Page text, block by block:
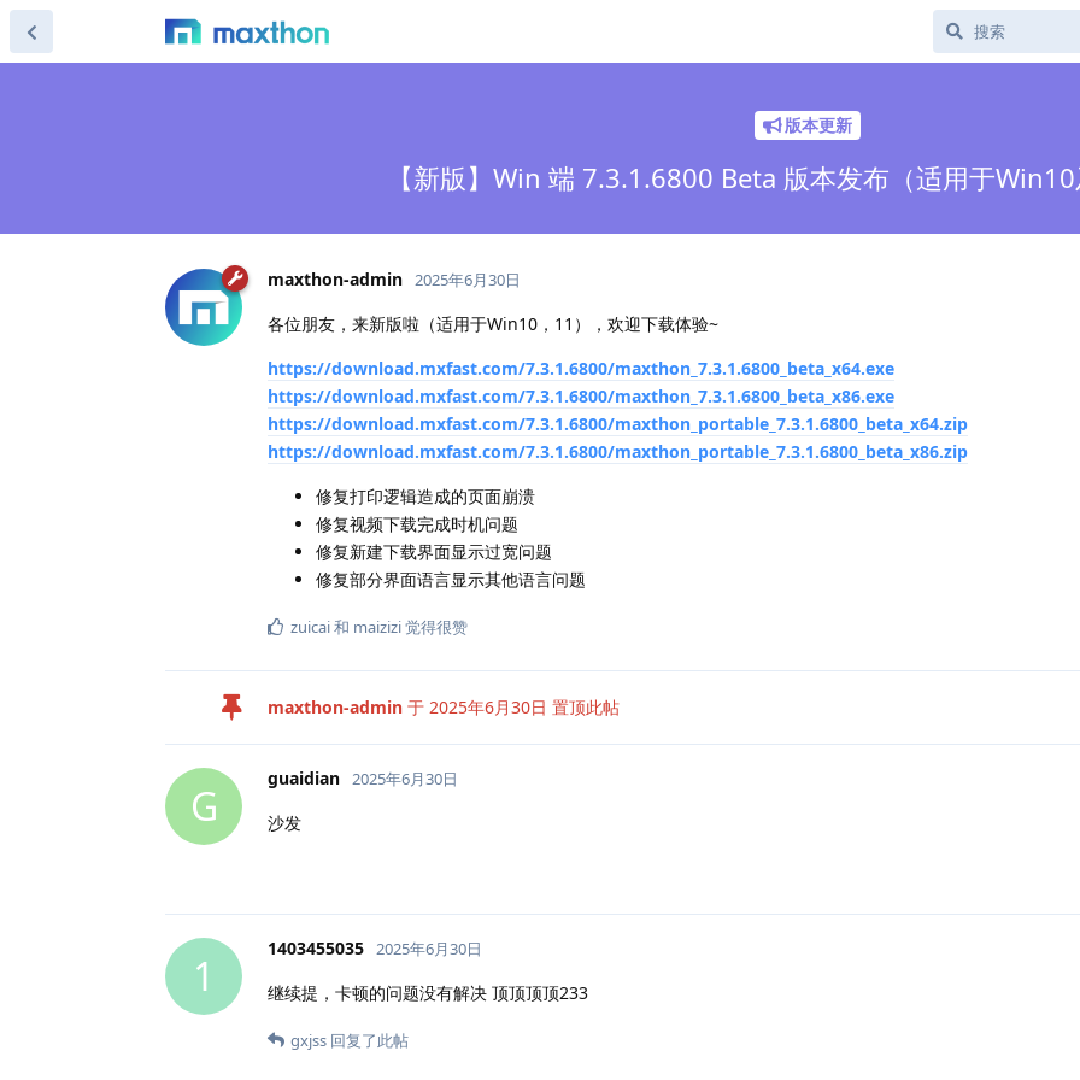
版本更新
【新版】Win 端 7.3.1.6800 Beta 版本发布（适用于Win10
maxthon-admin 2025年6月30日
各位朋友，来新版啦（适用于Win10，11），欢迎下载体验~
https://download.mxfast.com/7.3.1.6800/maxthon_7.3.1.6800_beta_x64.exe
https://download.mxfast.com/7.3.1.6800/maxthon_7.3.1.6800_beta_x86.exe
https://download.mxfast.com/7.3.1.6800/maxthon_portable_7.3.1.6800_beta_x64.zip
https://download.mxfast.com/7.3.1.6800/maxthon_portable_7.3.1.6800_beta_x86.zip
修复打印逻辑造成的页面崩溃
修复视频下载完成时机问题
修复新建下载界面显示过宽问题
修复部分界面语言显示其他语言问题
zuicai和 maizizi觉得很赞
maxthon-admin 于 2025年6月30日 置顶此帖
G
guaidian 2025年6月30日
沙发
1
1403455035 2025年6月30日
继续提，卡顿的问题没有解决 顶顶顶顶233
gxjss 回复了此帖